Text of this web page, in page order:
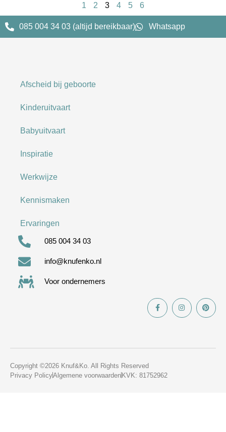
1 2 3 4 5 6
085 004 34 03 (altijd bereikbaar) Whatsapp
Afscheid bij geboorte
Kinderuitvaart
Babyuitvaart
Inspiratie
Werkwijze
Kennismaken
Ervaringen
085 004 34 03
info@knufenko.nl
Voor ondernemers
Copyright ©2026 Knuf&Ko. All Rights Reserved
Privacy PolicyAlgemene voorwaardenKVK: 81752962